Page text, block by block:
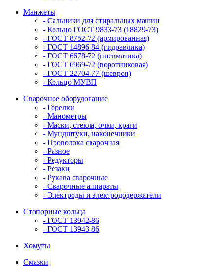
Манжеты
- Сальники для стиральных машин
- Кольцо ГОСТ 9833-73 (18829-73)
- ГОСТ 8752-72 (армированная)
- ГОСТ 14896-84 (гидравлика)
- ГОСТ 6678-72 (пневматика)
- ГОСТ 6969-72 (воротниковая)
- ГОСТ 22704-77 (шеврон)
- Кольцо МУВП
Сварочное оборудование
- Горелки
- Манометры
- Маски, стекла, очки, краги
- Мундштуки, наконечники
- Проволока сварочная
- Разное
- Редукторы
- Резаки
- Рукава сварочные
- Сварочные аппараты
- Электроды и электрододержатели
Стопорные кольца
- ГОСТ 13942-86
- ГОСТ 13943-86
Хомуты
Смазки